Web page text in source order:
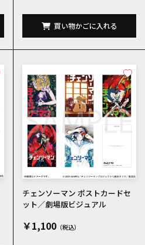
買い物かごに入れる
チェンソーマン ポストカードセ
ット／劇場版ビジュアル
￥1,100